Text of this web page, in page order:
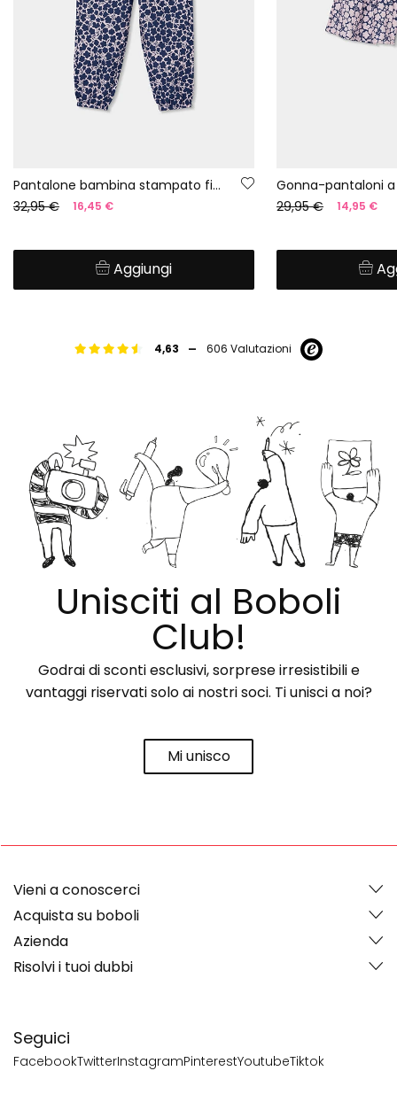
Pantalone bambina stampato fiori
32,95 €
16,45 €
Aggiungi
Gonna-pantaloni
29,95 €
14,95 €
4,63 - 606 Valutazioni
Unisciti al Boboli
Club!
Godrai di sconti esclusivi, sorprese irresistibili e
vantaggi riservati solo ai nostri soci. Ti unisci a noi?
Mi unisco
Seguici
FacebookTwitterInstagramPinterestYoutubeTiktok
Vieni a conoscerci
Acquista su boboli
Azienda
Risolvi i tuoi dubbi